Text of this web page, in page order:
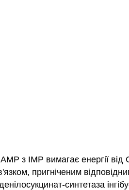
з IMP вимагає енергії
пригніченим
синтетаза